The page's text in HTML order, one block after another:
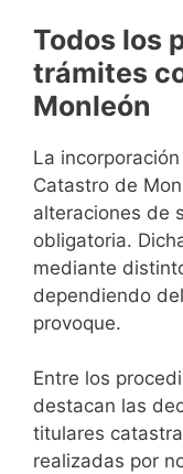
Todos los
trámites
Monleón
La
Catastro de
alteraciones de
obligatoria.
mediante
dependiendo
provoque.
Entre los
destacan las
titulares
realizadas por